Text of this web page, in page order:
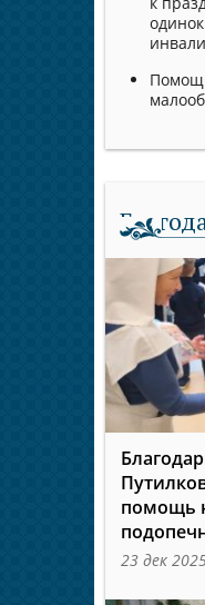
помощь
23 дек